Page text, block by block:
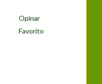
Opinar
Favorito